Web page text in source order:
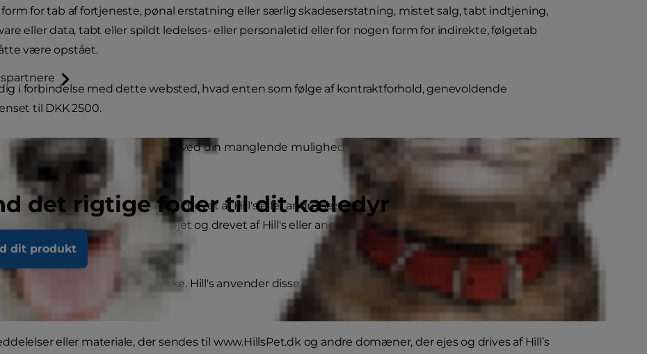
det rigtige foder til dit kæledyr
dit produkt
for tab af fortjeneste, pønal erstatning eller særlig skadeserstatning, mistet salg, tabt indtjening,
eller data, tabt eller spildt ledelses- eller personaletid eller for nogen form for indirekte, følgetab
være opstået.
i forbindelse med dette websted, hvad enten som følge af kontraktforhold, genevoldende
til DKK 2500.
under nogen form opstået ved din manglende mulighed for at få adgang til et af Hill’s drevet
på webstedet.
og andre domæner ejet og drevet af Hill's eller andre selskaber i Hill's koncernen, vil du blive ført
og andre domæner, ejet og drevet af Hill's eller andre selskaber i Hill's koncernen ikke vil
med dit frivillige samtykke. Hill's anvender disse oplysninger i henhold til sin Privatlivspolitik,
eller materiale, der sendes til www.HillsPet.dk og andre domæner, der ejes og drives af Hill’s